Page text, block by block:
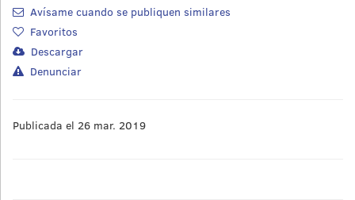
Avísame cuando se publiquen similares
Favoritos
Descargar
Denunciar
Publicada el 26 mar. 2019